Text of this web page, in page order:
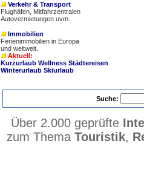
Verkehr & Transport
Flughäfen, Mitfahrzentralen
Autovermietungenuvm.
Immobilien
Ferienimmobilien in Europa
und weltweit.
Aktuell:
Kurzurlaub Wellness Städtereisen
Winterurlaub Skiurlaub
Suche:
Über 2.000 geprüfte
zum Thema Touristik,